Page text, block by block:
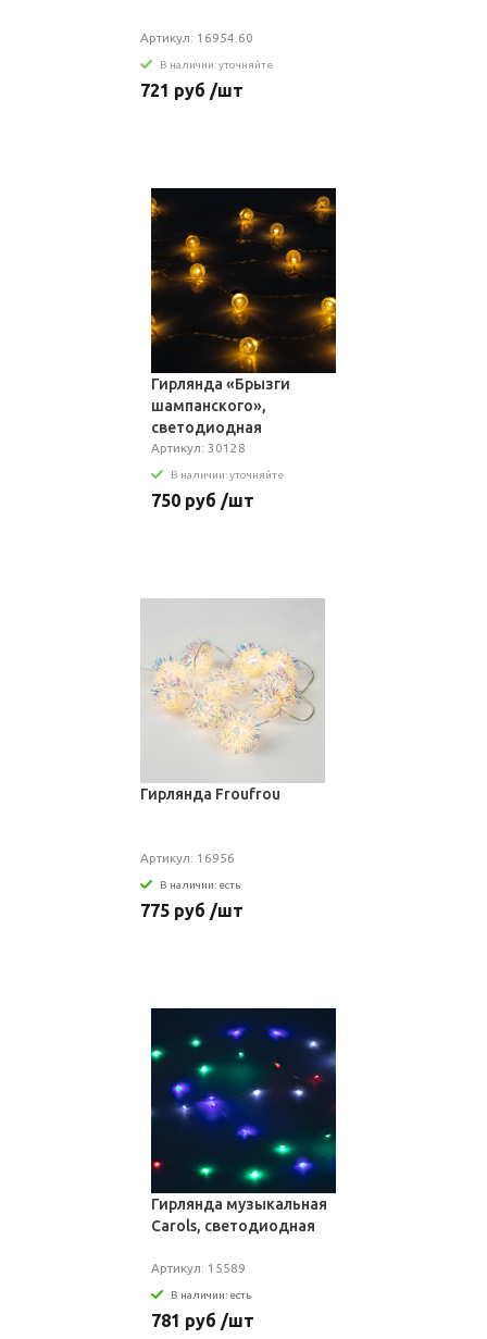
Артикул: 16954.60
В наличии: уточняйте
721 руб /шт
Гирлянда «Брызги
шампанского»,
светодиодная
Артикул: 30128
В наличии: уточняйте
750 руб /шт
Гирлянда Froufrou
Артикул: 16956
В наличии: есть
775 руб /шт
Гирлянда музыкальная
Carols, светодиодная
Артикул: 15589
В наличии: есть
781 руб /шт